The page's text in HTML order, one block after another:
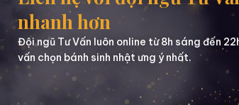
nhanh hơn
Đội ngũ Tư Vấn luôn online từ 8h sáng đến
vấn chọn bánh sinh nhật ưng ý nhất.